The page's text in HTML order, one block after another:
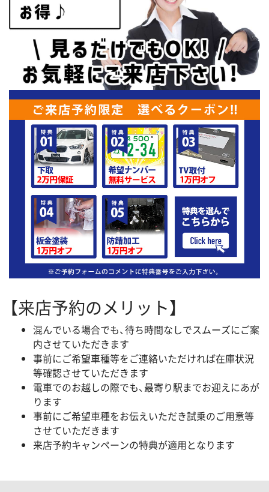
【来店予約のメリット】
混んでいる場合でも、待ち時間なしでスムーズにご案
内させていただきます
事前にご希望車種等をご連絡いただければ在庫状況
等確認させていただきます
電車でのお越しの際でも、最寄り駅までお迎えにあが
ります
事前にご希望車種をお伝えいただき試乗のご用意等
させていただきます
来店予約キャンペーンの特典が適用となります